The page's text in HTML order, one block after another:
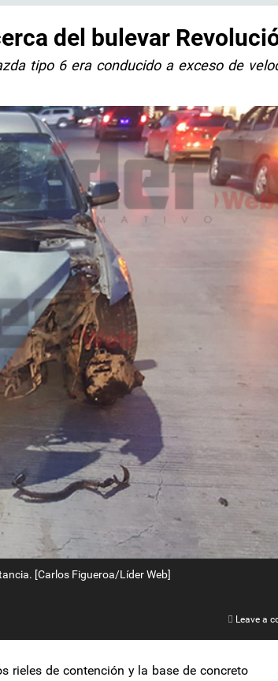
del bulevar
tipo 6 era conducido a exceso de
[Carlos Figueroa/Líder Web]
Leave a
rieles de contención y la base de concreto